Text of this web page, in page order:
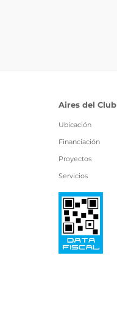
Aires del Club
Ubicación
Financiación
Proyectos
Servicios